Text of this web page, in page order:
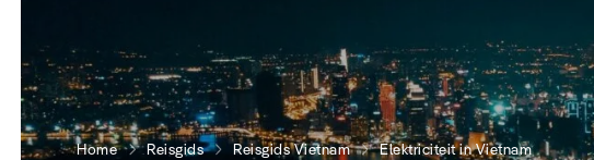
Home Reisgids Reisgids Vietnam Elektriciteit in Vietnam